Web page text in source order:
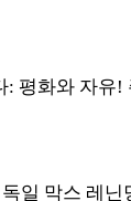
: 평화와 자유!
독일 막스 레닌